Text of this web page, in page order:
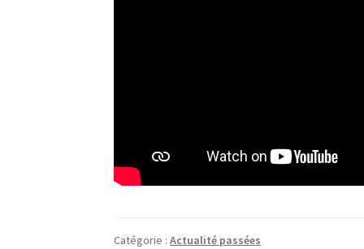
Catégorie :Actualité passées